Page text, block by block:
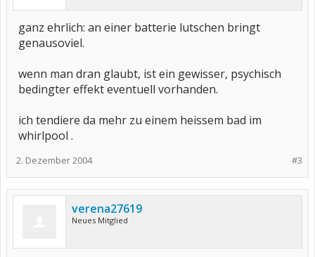
ganz ehrlich: an einer batterie lutschen bringt
genausoviel.
wenn man dran glaubt, ist ein gewisser, psychisch
bedingter effekt eventuell vorhanden.
ich tendiere da mehr zu einem heissem bad im
whirlpool .
#3
2. Dezember 2004
verena27619
Neues Mitglied